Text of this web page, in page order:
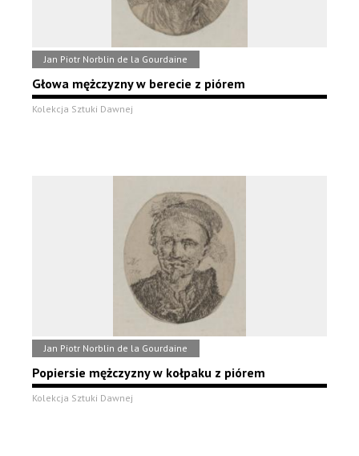
Jan Piotr Norblin de la Gourdaine
Głowa mężczyzny w berecie z piórem
Kolekcja Sztuki Dawnej
Jan Piotr Norblin de la Gourdaine
Popiersie mężczyzny w kołpaku z piórem
Kolekcja Sztuki Dawnej